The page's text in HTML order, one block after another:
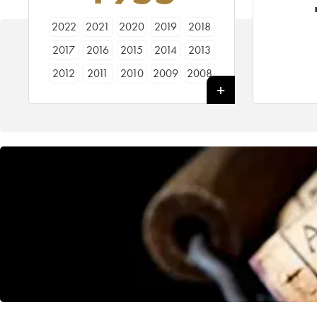
2022 2021 2020 2019
2018
2017
2016 2015 2014
2013
2012
2011 2010 2009
2008
1997
1996 1995 1994
1993
1989
1988
1984
1983
1980 1979
1978
1973
1969
1968
1964
1963
1962
1961 1960 1959
1958